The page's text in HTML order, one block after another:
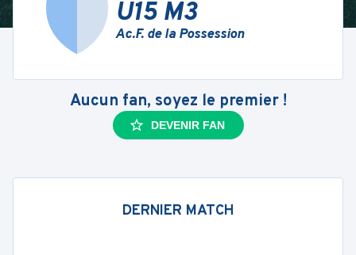
U15 M3
Ac.F. de la Possession
Aucun fan, soyez le premier !
DEVENIR FAN
DERNIER MATCH